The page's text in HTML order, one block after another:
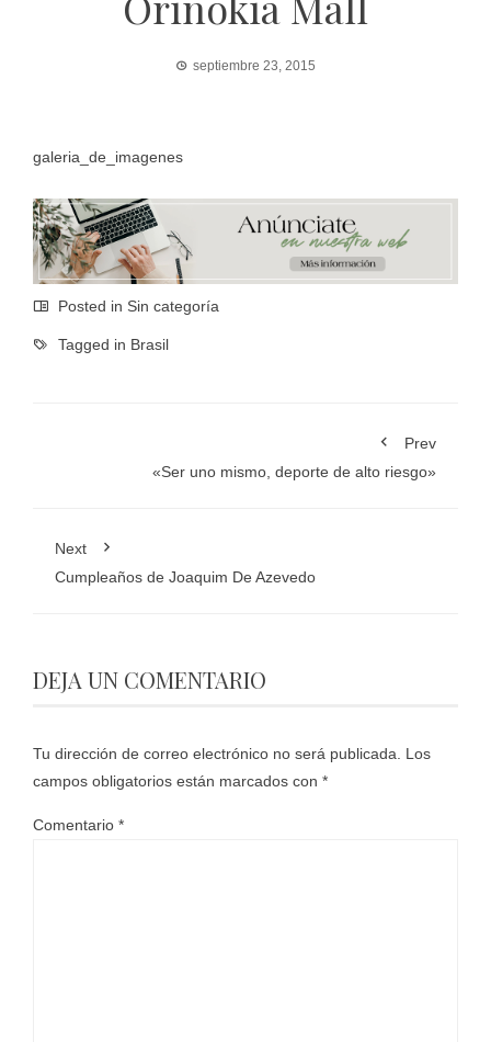
septiembre 23, 2015
galeria_de_imagenes
Posted in Sin categoría
Tagged in Brasil
Prev
«Ser uno mismo, deporte de alto riesgo»
Next
Cumpleaños de Joaquim De Azevedo
DEJA UN COMENTARIO
Tu dirección de correo electrónico no será publicada.
Los
campos obligatorios están marcados con *
Comentario *